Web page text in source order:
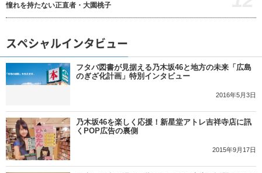
憧れを持たない正直者・大園桃子
スペシャルインタビュー
フタバ図書が見据える乃木坂46と地方の未来「広島
のぎざ化計画」特別インタビュー
2016年5月3日
乃木坂46を楽しく応援！新星堂アトレ吉祥寺店に訊
くPOP広告の裏側
2015年9月17日